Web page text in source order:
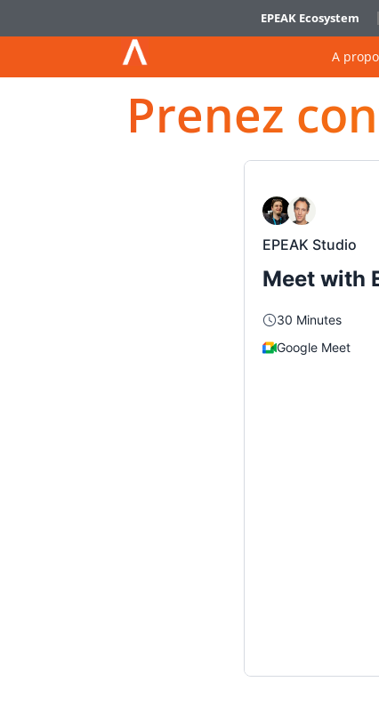
EPEAK Ecosystem
A
Prenez